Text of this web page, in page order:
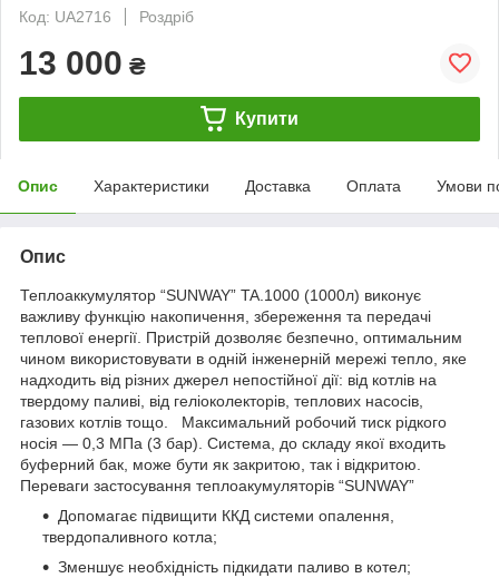
Код: UA2716
Роздріб
13 000 ₴
Купити
Опис Характеристики Доставка Оплата Умови
Опис
Теплоаккумулятор “SUNWAY” TA.1000 (1000л) виконує
важливу функцію накопичення, збереження та передачі
теплової енергії. Пристрій дозволяє безпечно, оптимальним
чином використовувати в одній інженерній мережі тепло, яке
надходить від різних джерел непостійної дії: від котлів на
твердому паливі, від геліоколекторів, теплових насосів,
газових котлів тощо. Максимальний робочий тиск рідкого
носія — 0,3 МПа (3 бар). Система, до складу якої входить
буферний бак, може бути як закритою, так і відкритою.
Переваги застосування теплоакумуляторів “SUNWAY”
Допомагає підвищити ККД системи опалення,
твердопаливного котла;
Зменшує необхідність підкидати паливо в котел;